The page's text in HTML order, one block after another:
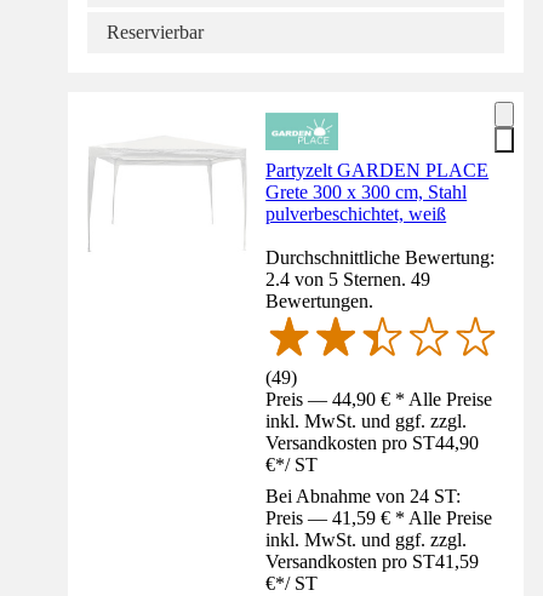
Reservierbar
Partyzelt GARDEN PLACE
Grete 300 x 300 cm, Stahl
pulverbeschichtet, weiß
Durchschnittliche Bewertung:
2.4 von 5 Sternen. 49
Bewertungen.
(49)
Preis — 44,90 € * Alle Preise
inkl. MwSt. und ggf. zzgl.
Versandkosten pro ST44,90
€*/ ST
Bei Abnahme von 24 ST:
Preis — 41,59 € * Alle Preise
inkl. MwSt. und ggf. zzgl.
Versandkosten pro ST41,59
€*/ ST